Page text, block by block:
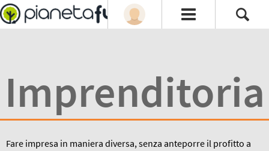
Imprenditoria
Fare impresa in maniera diversa, senza anteporre il profitto a